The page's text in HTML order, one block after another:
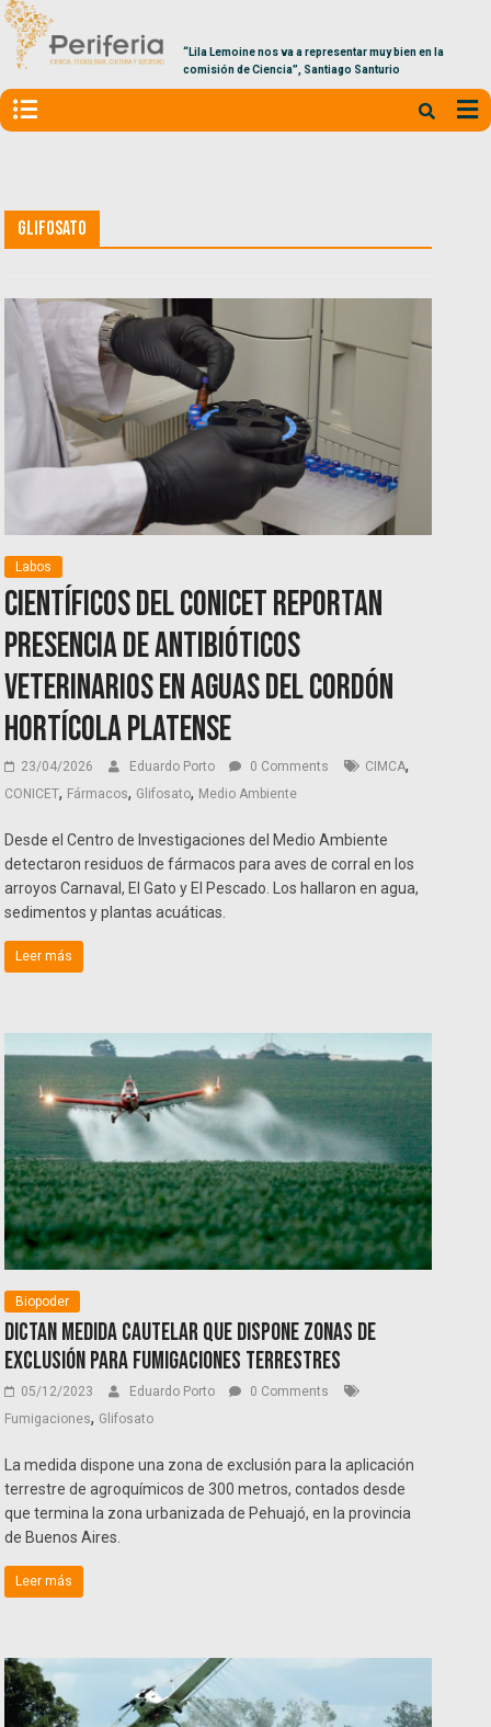
“Lila Lemoine nos va a representar muy bien en la
comisión de Ciencia”, Santiago Santurio
Glifosato
Labos
Científicos del CONICET reportan
presencia de antibióticos
veterinarios en aguas del cordón
hortícola platense
23/04/2026 Eduardo Porto 0 Comments CIMCA,
CONICET, Fármacos, Glifosato, Medio Ambiente
Desde el Centro de Investigaciones del Medio Ambiente
detectaron residuos de fármacos para aves de corral en los
arroyos Carnaval, El Gato y El Pescado. Los hallaron en agua,
sedimentos y plantas acuáticas.
Leer más
Biopoder
Dictan medida cautelar que dispone zonas de
exclusión para fumigaciones terrestres
05/12/2023 Eduardo Porto
0 Comments
Fumigaciones, Glifosato
La medida dispone una zona de exclusión para la aplicación
terrestre de agroquímicos de 300 metros, contados desde
que termina la zona urbanizada de Pehuajó, en la provincia
de Buenos Aires.
Leer más